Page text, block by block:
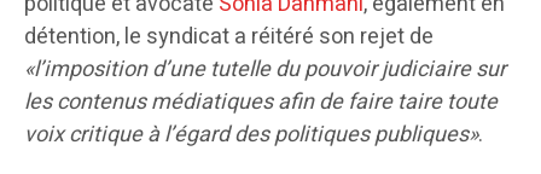
détention, le syndicat a réitéré son rejet de
«l’imposition d’une tutelle du pouvoir judiciaire sur
les contenus médiatiques afin de faire taire toute
voix critique à l’égard des politiques publiques».